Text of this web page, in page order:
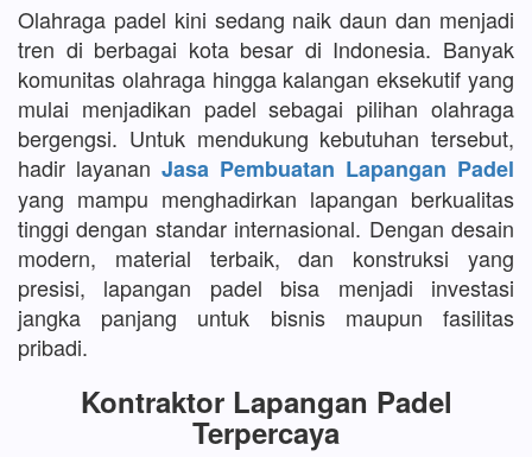
Olahraga padel kini sedang naik daun dan menjadi
tren di berbagai kota besar di Indonesia. Banyak
komunitas olahraga hingga kalangan eksekutif yang
mulai menjadikan padel sebagai pilihan olahraga
bergengsi. Untuk mendukung kebutuhan tersebut,
hadir layanan Jasa Pembuatan Lapangan Padel
yang mampu menghadirkan lapangan berkualitas
tinggi dengan standar internasional. Dengan desain
modern, material terbaik, dan konstruksi yang
presisi, lapangan padel bisa menjadi investasi
jangka panjang untuk bisnis maupun fasilitas
pribadi.
Kontraktor Lapangan Padel
Terpercaya